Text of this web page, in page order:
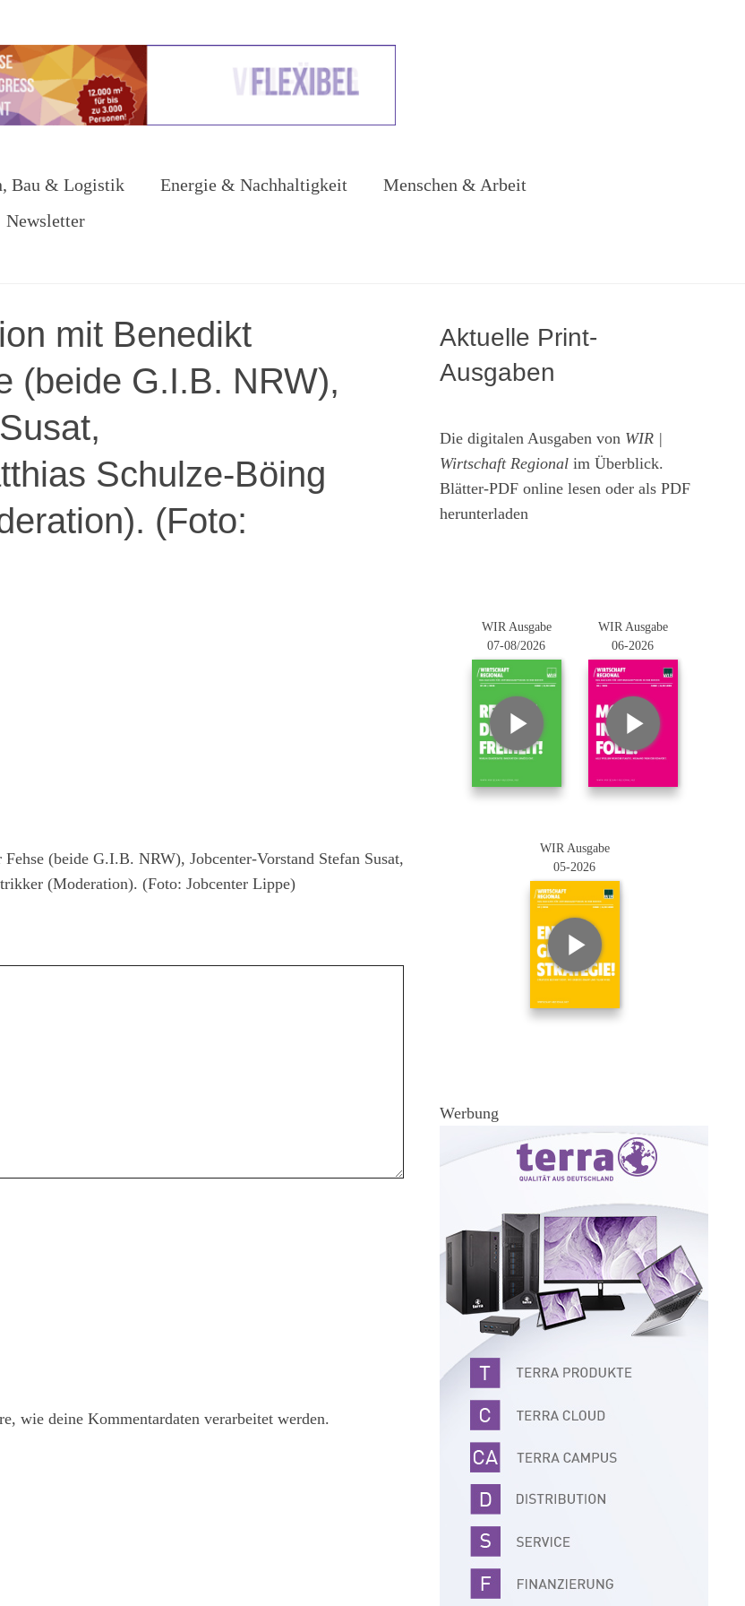
Bau & Logistik Energie & Nachhaltigkeit
Menschen & Arbeit
Newsletter
mit Benedikt
(beide G.I.B. NRW),
Schulze-Böing
(Foto:
(beide G.I.B. NRW), Jobcenter-Vorstand Stefan Susat,
(Moderation). (Foto: Jobcenter Lippe)
wie deine Kommentardaten verarbeitet werden.
Aktuelle Print-
Ausgaben
Die digitalen Ausgaben von WIR |
Wirtschaft Regional im Überblick.
Blätter-PDF online lesen oder als PDF
herunterladen
WIR Ausgabe
07-08/2026
WIR Ausgabe
06-2026
WIR Ausgabe
05-2026
Werbung